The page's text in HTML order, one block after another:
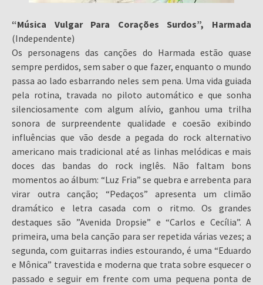
“Música Vulgar Para Corações Surdos”, Harmada
(Independente)
Os personagens das canções do Harmada estão quase
sempre perdidos, sem saber o que fazer, enquanto o mundo
passa ao lado esbarrando neles sem pena. Uma vida guiada
pela rotina, travada no piloto automático e que sonha
silenciosamente com algum alívio, ganhou uma trilha
sonora de surpreendente qualidade e coesão exibindo
influências que vão desde a pegada do rock alternativo
americano mais tradicional até as linhas melódicas e mais
doces das bandas do rock inglês. Não faltam bons
momentos ao álbum: “Luz Fria” se quebra e arrebenta para
virar outra canção; “Pedaços” apresenta um climão
dramático e letra casada com o ritmo. Os grandes
destaques são ”Avenida Dropsie” e “Carlos e Cecília”. A
primeira, uma bela canção para ser repetida várias vezes; a
segunda, com guitarras indies estourando, é uma “Eduardo
e Mônica” travestida e moderna que trata sobre esquecer o
passado e seguir em frente com uma pequena ponta de